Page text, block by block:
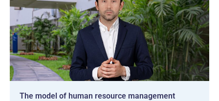
The model of human resource management